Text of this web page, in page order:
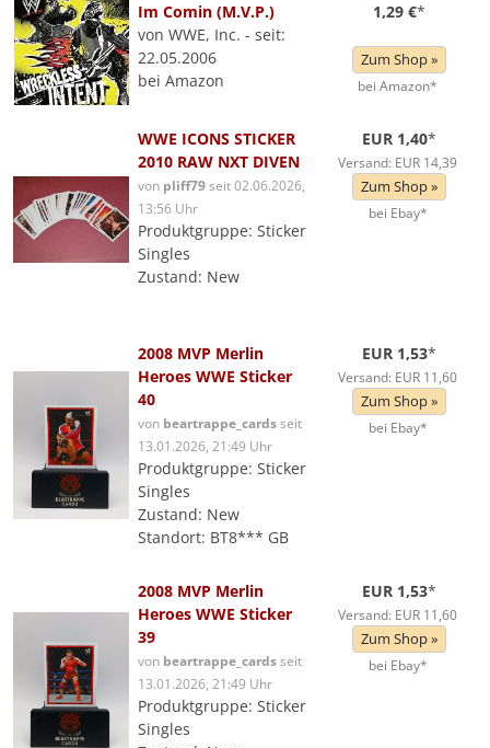
Im Comin (M.V.P.)
von WWE, Inc. - seit:
22.05.2006
bei Amazon
1,29 €*
Zum Shop »
bei Amazon*
WWE ICONS STICKER
2010 RAW NXT DIVEN
von pliff79seit 02.06.2026,
13:56 Uhr
Produktgruppe: Sticker
Singles
Zustand: New
EUR 1,40*
Versand: EUR 14,39
Zum Shop »
bei Ebay*
2008 MVP Merlin
Heroes WWE Sticker
40
von beartrappe_cardsseit
13.01.2026, 21:49 Uhr
Produktgruppe: Sticker
Singles
Zustand: New
Standort: BT8*** GB
EUR 1,53*
Versand: EUR 11,60
Zum Shop »
bei Ebay*
2008 MVP Merlin
Heroes WWE Sticker
39
von beartrappe_cardsseit
13.01.2026, 21:49 Uhr
Produktgruppe: Sticker
Singles
EUR 1,53*
Versand: EUR 11,60
Zum Shop »
bei Ebay*